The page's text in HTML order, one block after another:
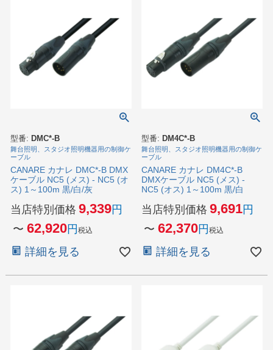
型番: DMC*-B
舞台照明、スタジオ照明機器用の制御ケ
ーブル
CANARE カナレ DMC*-B DMX
ケーブル NC5 (メス) - NC5 (オ
ス) 1～100m 黒/白/灰
当店特別価格 9,339
〜 62,920 税込
詳細を見る
型番: DM4C*-B
舞台照明、スタジオ照明機器用の制御ケ
ーブル
CANARE カナレ DM4C*-B
DMXケーブル NC5 (メス) -
NC5 (オス) 1～100m 黒/白
当店特別価格 9,691
〜 62,370 税込
詳細を見る